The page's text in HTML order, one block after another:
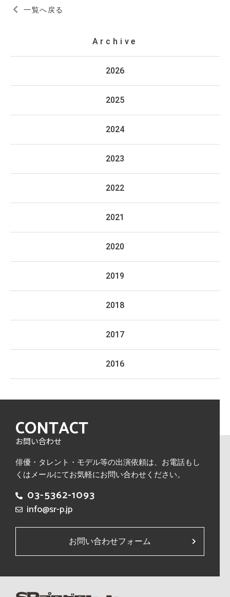
一覧へ戻る
Archive
2026
2025
2024
2023
2022
2021
2020
2019
2018
2017
2016
CONTACT
お問い合わせ
俳優・タレント・モデル等の出演依頼は、 お電話もし
くはメールにてお気軽にお問い合わせください。
03-5362-1093
info@sr-p.jp
お問い合わせフォーム